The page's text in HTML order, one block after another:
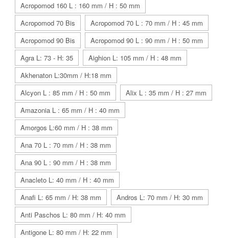
Acropomod 160 L : 160 mm / H : 50 mm
Acropomod 70 Bis
Acropomod 70 L : 70 mm / H : 45 mm
Acropomod 90 Bis
Acropomod 90 L : 90 mm / H : 50 mm
Agra L: 73 - H: 35
Aighion L: 105 mm / H : 48 mm
Akhenaton L:30mm / H:18 mm
Alcyon L : 85 mm / H : 50 mm
Alix L : 35 mm / H : 27 mm
Amazonia L : 65 mm / H : 40 mm
Amorgos L:60 mm / H : 38 mm
Ana 70 L : 70 mm / H : 38 mm
Ana 90 L : 90 mm / H : 38 mm
Anacleto L: 40 mm / H : 40 mm
Anafi L: 65 mm / H: 38 mm
Andros L: 70 mm / H: 30 mm
Anti Paschos L: 80 mm / H: 40 mm
Antigone L: 80 mm / H: 22 mm